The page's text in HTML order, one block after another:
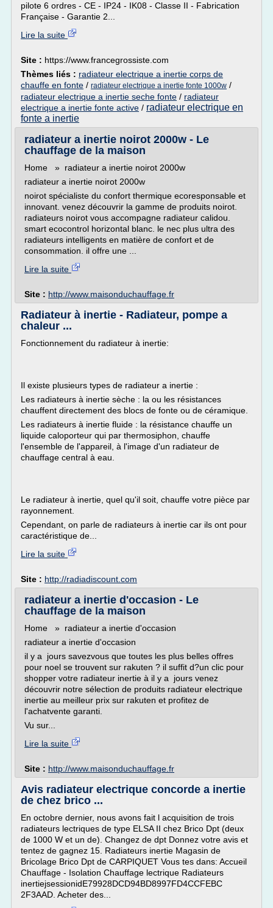
pilote 6 ordres - CE - IP24 - IK08 - Classe II - Fabrication
Française - Garantie 2...
Lire la suite
Site : https://www.francegrossiste.com
Thèmes liés : radiateur electrique a inertie corps de
chauffe en fonte / radiateur electrique a inertie fonte 1000w /
radiateur electrique a inertie seche fonte / radiateur
electrique a inertie fonte active / radiateur electrique en
fonte a inertie
radiateur a inertie noirot 2000w - Le
chauffage de la maison
Home » radiateur a inertie noirot 2000w
radiateur a inertie noirot 2000w
noirot spécialiste du confort thermique ecoresponsable et
innovant. venez découvrir la gamme de produits noirot.
radiateurs noirot vous accompagne radiateur calidou.
smart ecocontrol horizontal blanc. le nec plus ultra des
radiateurs intelligents en matière de confort et de
consommation. il offre une ...
Lire la suite
Site : http://www.maisonduchauffage.fr
Radiateur à inertie - Radiateur, pompe a
chaleur ...
Fonctionnement du radiateur à inertie:
Il existe plusieurs types de radiateur a inertie :
Les radiateurs à inertie sèche : la ou les résistances
chauffent directement des blocs de fonte ou de céramique.
Les radiateurs à inertie fluide : la résistance chauffe un
liquide caloporteur qui par thermosiphon, chauffe
l'ensemble de l'appareil, à l'image d'un radiateur de
chauffage central à eau.
Le radiateur à inertie, quel qu'il soit, chauffe votre pièce par
rayonnement.
Cependant, on parle de radiateurs à inertie car ils ont pour
caractéristique de...
Lire la suite
Site : http://radiadiscount.com
radiateur a inertie d'occasion - Le
chauffage de la maison
Home » radiateur a inertie d'occasion
radiateur a inertie d'occasion
il y a jours savezvous que toutes les plus belles offres
pour noel se trouvent sur rakuten ? il suffit d?un clic pour
shopper votre radiateur inertie à il y a jours venez
découvrir notre sélection de produits radiateur electrique
inertie au meilleur prix sur rakuten et profitez de
l'achatvente garanti.
Vu sur...
Lire la suite
Site : http://www.maisonduchauffage.fr
Avis radiateur electrique concorde a inertie
de chez brico ...
En octobre dernier, nous avons fait l acquisition de trois
radiateurs lectriques de type ELSA II chez Brico Dpt (deux
de 1000 W et un de). Changez de dpt Donnez votre avis et
tentez de gagnez 15. Radiateurs inertie Magasin de
Bricolage Brico Dpt de CARPIQUET Vous tes dans: Accueil
Chauffage - Isolation Chauffage lectrique Radiateurs
inertiejsessionidE79928DCD94BD8997FD4CCFEBC
2F3AAD. Acheter des...